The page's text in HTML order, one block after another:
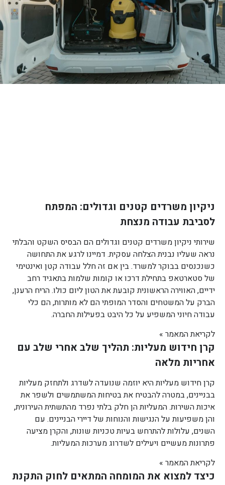
ניקיון משרדים קטנים וגדולים: המפתח
לסביבת עבודה מנצחת
שירותי ניקיון משרדים קטנים וגדולים הם הבסיס השקט והבלתי
נראה שעליו נבנית הצלחה עסקית. דמיינו לרגע את התחושה
כשנכנסים בבוקר למשרד. בין אם זה חלל עבודה קטן ואינטימי
של סטארטאפ בתחילת דרכו או קומות שלמות בתאגיד רחב
ידיים, האווירה הראשונית קובעת את הטון ליום כולו. הריח הרענן,
הברק על המשטחים והסדר המופתי הם לא מותרות, הם כלי
עבודה חיוני המשפיע על כל היבט בפעילות החברה.
לקריאת המאמר »
קרן חידוש מעליות: תהליך שלב אחרי שלב עם
אחריות מלאה
קרן חידוש מעליות היא יוזמה שנועדה לשדרג ולתחזק מעליות
בבניינים, במטרה להבטיח את בטיחות המשתמשים ולשפר את
איכות השירות. המעליות הן חלק בלתי נפרד מהתשתית העירונית,
והן משפיעות על הנגישות והנוחות של דיירי הבניינים. עם
השנים, עלולות להתרחש בעיות טכניות שונות, והקרן מציעה
פתרונות מעשיים ויעילים לשדרוג מערכות המעליות.
לקריאת המאמר »
כיצד למצוא את המומחה המתאים לחוק התקנת